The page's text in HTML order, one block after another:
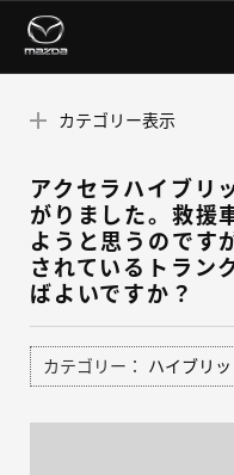
カテゴリー表示
アクセラハイブリ
がりました。救援
ようと思うのです
されているトラン
ばよいですか？
カテゴリー： ハイブリッ